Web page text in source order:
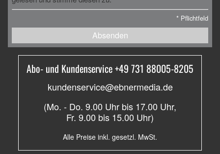
* Pflichtfeld
Absenden
Abo- und Kundenservice +49 731 88005-8205
kundenservice@ebnermedia.de
(Mo. - Do. 9.00 Uhr bis 17.00 Uhr,
Fr. 9.00 bis 15.00 Uhr)
Alle Preise inkl. gesetzl. MwSt.